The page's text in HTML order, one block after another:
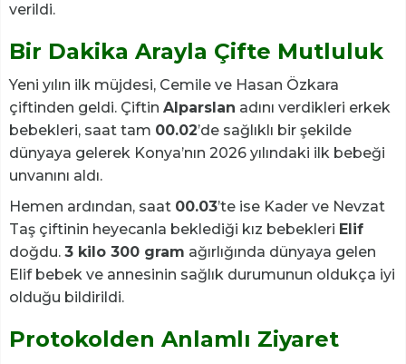
verildi.
Bir Dakika Arayla Çifte Mutluluk
Yeni yılın ilk müjdesi, Cemile ve Hasan Özkara
çiftinden geldi. Çiftin Alparslan adını verdikleri erkek
bebekleri, saat tam 00.02’de sağlıklı bir şekilde
dünyaya gelerek Konya’nın 2026 yılındaki ilk bebeği
unvanını aldı.
Hemen ardından, saat 00.03’te ise Kader ve Nevzat
Taş çiftinin heyecanla beklediği kız bebekleri Elif
doğdu. 3 kilo 300 gram ağırlığında dünyaya gelen
Elif bebek ve annesinin sağlık durumunun oldukça iyi
olduğu bildirildi.
Protokolden Anlamlı Ziyaret